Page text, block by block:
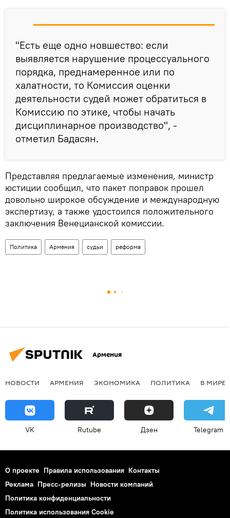
"Есть еще одно новшество: если
выявляется нарушение процессуального
порядка, преднамеренное или по
халатности, то Комиссия оценки
деятельности судей может обратиться в
Комиссию по этике, чтобы начать
дисциплинарное производство", -
отметил Бадасян.
Представляя предлагаемые изменения, министр
юстиции сообщил, что пакет поправок прошел
довольно широкое обсуждение и международную
экспертизу, а также удостоился положительного
заключения Венецианской комиссии.
Политика Армения судьи реформа
Армения
НОВОСТИ АРМЕНИЯ ЭКОНОМИКА ПОЛИТИКА В МИРЕ
VK Rutube Дзен Telegram
О проекте Правила использования Контакты
Реклама Пресс-релизы Новости компаний
Политика конфиденциальности
Политика использования Cookie